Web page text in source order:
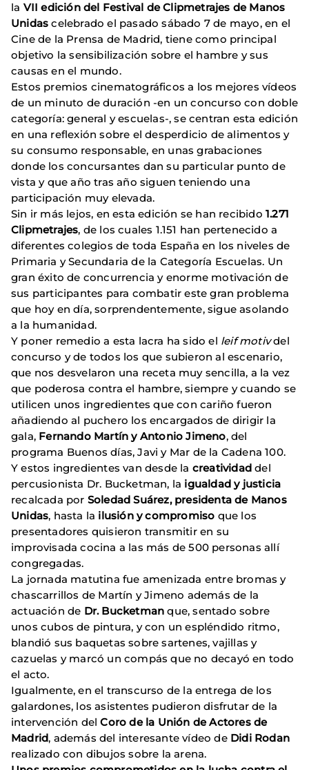
la VII edición del Festival de Clipmetrajes de Manos
Unidas celebrado el pasado sábado 7 de mayo, en el
Cine de la Prensa de Madrid, tiene como principal
objetivo la sensibilización sobre el hambre y sus
causas en el mundo.
Estos premios cinematográficos a los mejores vídeos
de un minuto de duración -en un concurso con doble
categoría: general y escuelas-, se centran esta edición
en una reflexión sobre el desperdicio de alimentos y
su consumo responsable, en unas grabaciones
donde los concursantes dan su particular punto de
vista y que año tras año siguen teniendo una
participación muy elevada.
Sin ir más lejos, en esta edición se han recibido 1.271
Clipmetrajes, de los cuales 1.151 han pertenecido a
diferentes colegios de toda España en los niveles de
Primaria y Secundaria de la Categoría Escuelas. Un
gran éxito de concurrencia y enorme motivación de
sus participantes para combatir este gran problema
que hoy en día, sorprendentemente, sigue asolando
a la humanidad.
Y poner remedio a esta lacra ha sido el leif motivdel
concurso y de todos los que subieron al escenario,
que nos desvelaron una receta muy sencilla, a la vez
que poderosa contra el hambre, siempre y cuando se
utilicen unos ingredientes que con cariño fueron
añadiendo al puchero los encargados de dirigir la
gala, Fernando Martín y Antonio Jimeno, del
programa Buenos días, Javi y Mar de la Cadena 100.
Y estos ingredientes van desde la creatividad del
percusionista Dr. Bucketman, la igualdad y justicia
recalcada por Soledad Suárez, presidenta de Manos
Unidas, hasta la ilusión y compromiso que los
presentadores quisieron transmitir en su
improvisada cocina a las más de 500 personas allí
congregadas.
La jornada matutina fue amenizada entre bromas y
chascarrillos de Martín y Jimeno además de la
actuación de Dr. Bucketman que, sentado sobre
unos cubos de pintura, y con un espléndido ritmo,
blandió sus baquetas sobre sartenes, vajillas y
cazuelas y marcó un compás que no decayó en todo
el acto.
Igualmente, en el transcurso de la entrega de los
galardones, los asistentes pudieron disfrutar de la
intervención delCoro de la Unión de Actores de
Madrid, además del interesante vídeo de Didi Rodan
realizado con dibujos sobre la arena.